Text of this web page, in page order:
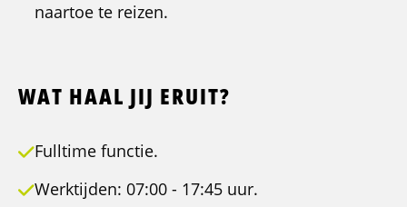
naartoe te reizen.
WAT HAAL JIJ ERUIT?
Fulltime functie.
Werktijden: 07:00 - 17:45 uur.